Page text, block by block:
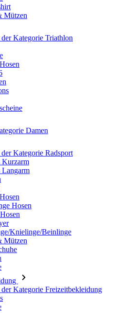
Damen
Kategorie Radsport
Langarm
Hosen
Knielinge/Beinlinge
Mützen
Kategorie Freizeitbekleidung
Mützen
Kategorie Triathlon